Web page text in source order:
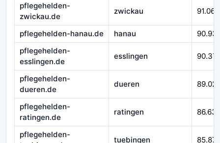
pflegehelden-
zwickau.de
zwickau 91.066
pflegehelden-hanau.de hanau
pflegehelden-
esslingen.de
esslingen
pflegehelden-
dueren.de
dueren
pflegehelden-
ratingen.de
ratingen
pflegehelden-
tuebingen 85.871